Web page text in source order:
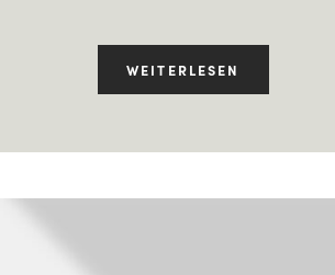
WEITERLESEN